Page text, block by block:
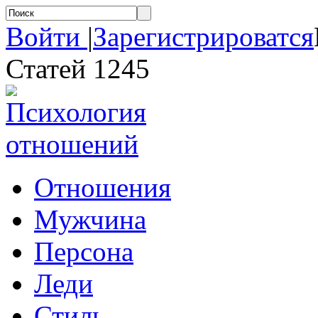
Войти |Зарегистрироватся
Статей 1245
Отношения
Мужчина
Персона
Леди